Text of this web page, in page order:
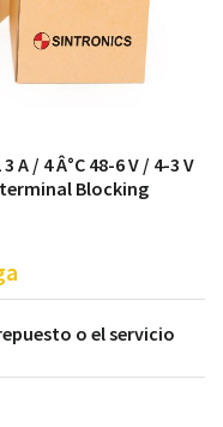
/ 4 Â°C 48-6 V / 4-3 V
Blocking
o el servicio